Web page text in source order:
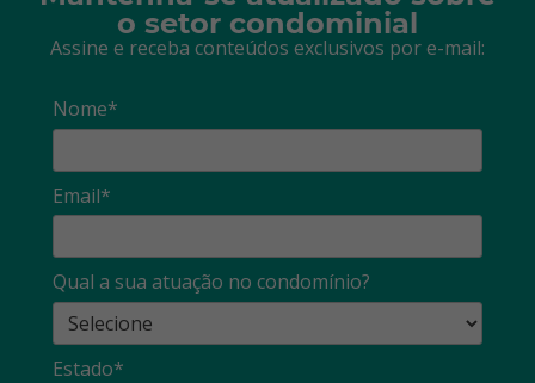
o setor condominial
Assine e receba conteúdos exclusivos por e-mail:
Nome*
Email*
Qual a sua atuação no condomínio?
Estado*